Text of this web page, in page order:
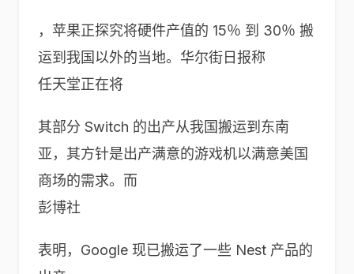
，苹果正探究将硬件产值的 15％ 到 30％ 搬
运到我国以外的当地。华尔街日报称
任天堂正在将
其部分 Switch 的出产从我国搬运到东南
亚，其方针是出产满意的游戏机以满意美国
商场的需求。而
彭博社
表明，Google 现已搬运了一些 Nest 产品的